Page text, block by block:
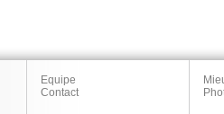
Equipe
Contact